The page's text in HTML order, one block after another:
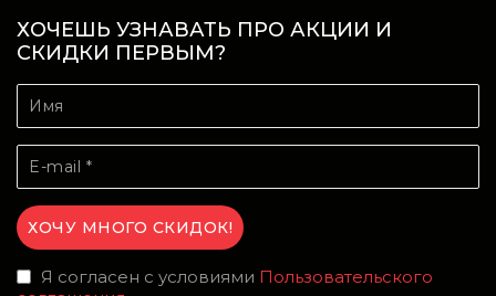
ХОЧЕШЬ УЗНАВАТЬ ПРО АКЦИИ И
СКИДКИ ПЕРВЫМ?
Я согласен с условиями Пользовательского